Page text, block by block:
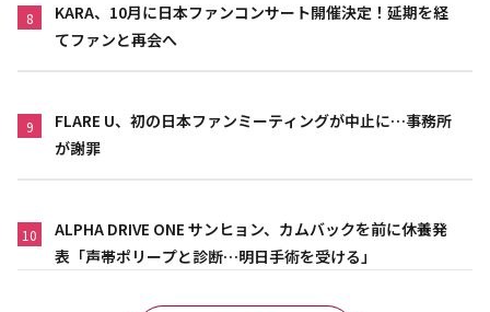
8
KARA、10月に日本ファンコンサート開催決定！延期を経
てファンと再会へ
9
FLARE U、初の日本ファンミーティングが中止に…事務所
が謝罪
10
ALPHA DRIVE ONE サンヒョン、カムバックを前に休養発
表「声帯ポリープと診断…明日手術を受ける」